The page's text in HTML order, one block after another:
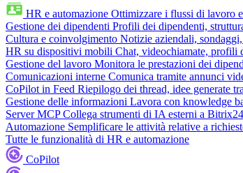
HR e automazione Ottimizzare i flussi di lavoro
Gestione dei dipendenti Profili dei dipendenti,
Cultura e coinvolgimento Notizie aziendali,
HR su dispositivi mobili Chat, videochiamate, profili
Gestione del lavoro Monitora le prestazioni dei
Comunicazioni interne Comunica tramite annunci
CoPilot in Feed Riepilogo dei thread, idee generate
Gestione delle informazioni Lavora con knowledge
Server MCP Collega strumenti di IA esterni a
Automazione Semplificare le attività relative a
Tutte le funzionalità di HR e automazione
CoPilot